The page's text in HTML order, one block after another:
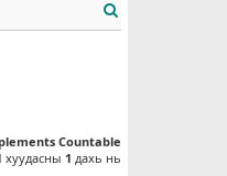
Countable
хуудасны 1 дахь нь